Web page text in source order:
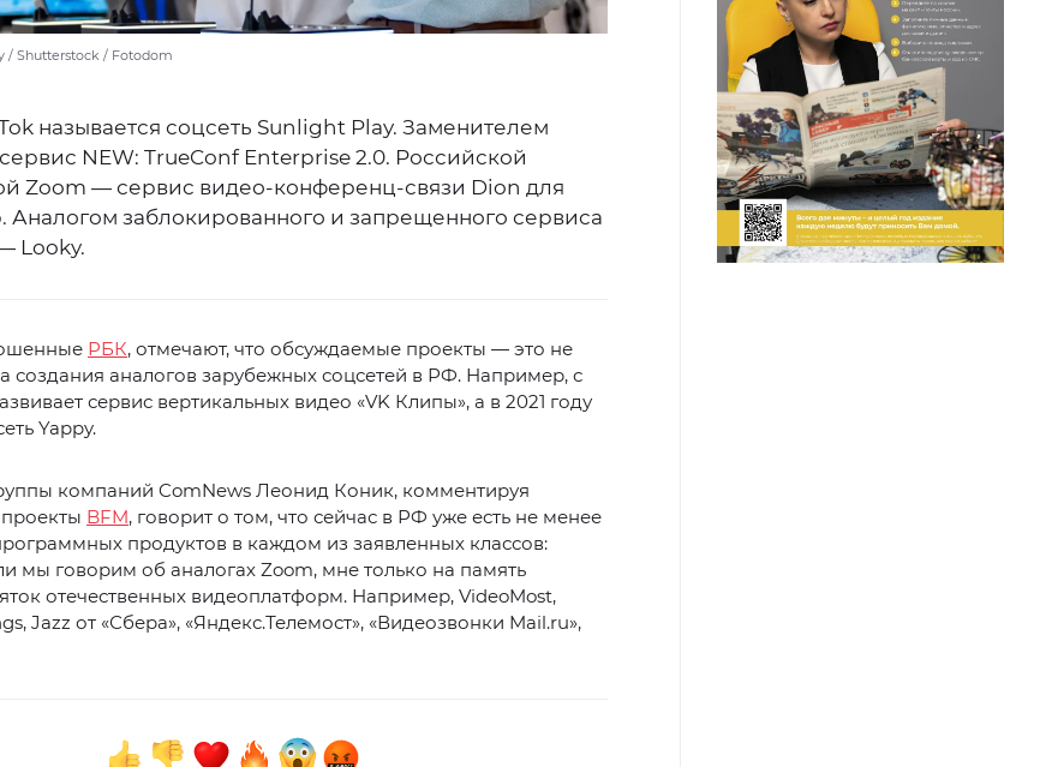
/ Shutterstock / Fotodom
называется соцсеть Sunlight Play. Заменителем
сервис NEW: TrueConf Enterprise 2.0. Российской
Zoom — сервис видео-конференц-связи Dion для
Аналогом заблокированного и запрещенного сервиса
Looky.
РБК, отмечают, что обсуждаемые проекты — это не
создания аналогов зарубежных соцсетей в РФ. Например, с
сервис вертикальных видео «VK Клипы», а в 2021 году
Yappy.
компаний ComNews Леонид Коник, комментируя
BFM, говорит о том, что сейчас в РФ уже есть не менее
продуктов в каждом из заявленных классов:
мы говорим об аналогах Zoom, мне только на память
отечественных видеоплатформ. Например, VideoMost,
Jazz от «Сбера», «Яндекс.Телемост», «Видеозвонки Mail.ru»,